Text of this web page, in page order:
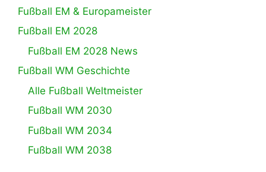
Fußball EM & Europameister
Fußball EM 2028
Fußball EM 2028 News
Fußball WM Geschichte
Alle Fußball Weltmeister
Fußball WM 2030
Fußball WM 2034
Fußball WM 2038